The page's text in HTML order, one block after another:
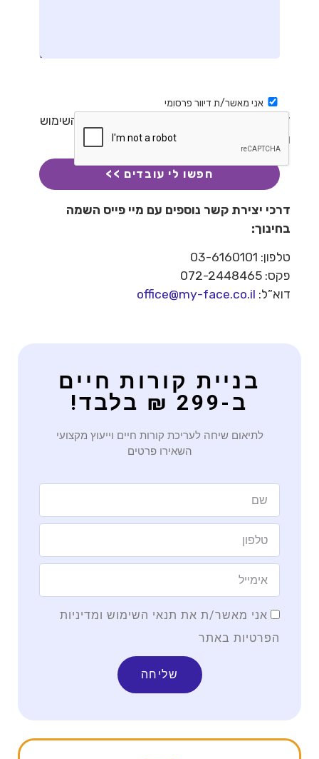
אני מאשר/ת דיוור פרסומי
* בשליחת טופס זה, אני מאשר/ת את תנאי השימוש
ומדיניות הפרטיות באתר
דרכי יצירת קשר נוספים עם מיי פייס השמה
בחינוך:
טלפון: 03-6160101
פקס: 072-2448465
דוא”ל: office@my-face.co.il
בניית קורות חיים
ב-299 ₪ בלבד!
לתיאום שיחה לעריכת קורות חיים וייעוץ מקצועי
השאירו פרטים
אני מאשר/ת את תנאי השימוש ומדיניות
הפרטיות באתר
שליחה